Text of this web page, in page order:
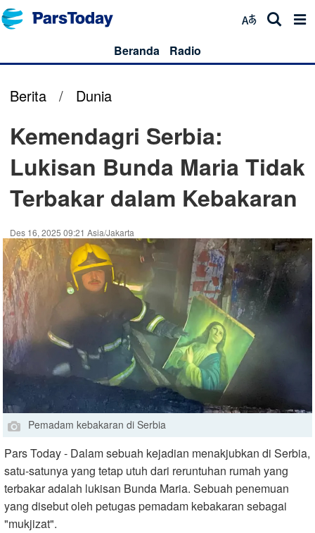
Beranda Radio
Berita / Dunia
Kemendagri Serbia:
Lukisan Bunda Maria Tidak
Terbakar dalam Kebakaran
Des 16, 2025 09:21 Asia/Jakarta
Pemadam kebakaran di Serbia
Pars Today - Dalam sebuah kejadian menakjubkan di Serbia,
satu-satunya yang tetap utuh dari reruntuhan rumah yang
terbakar adalah lukisan Bunda Maria. Sebuah penemuan
yang disebut oleh petugas pemadam kebakaran sebagai
"mukjizat".